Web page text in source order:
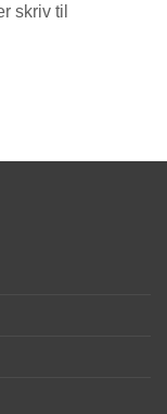
skriv til